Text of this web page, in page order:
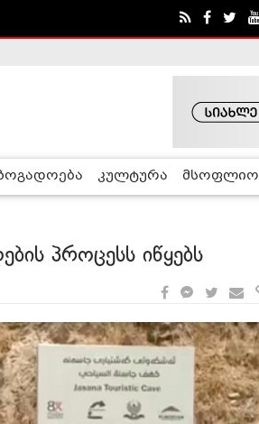
კომისია
კულტურა მსოფლიო
პროცესს იწყებს